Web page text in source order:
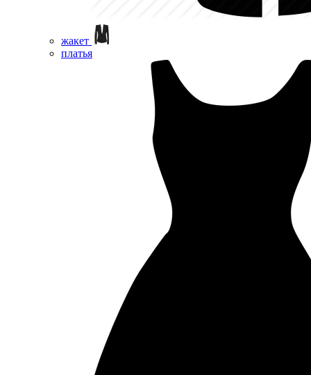
жакет
платья